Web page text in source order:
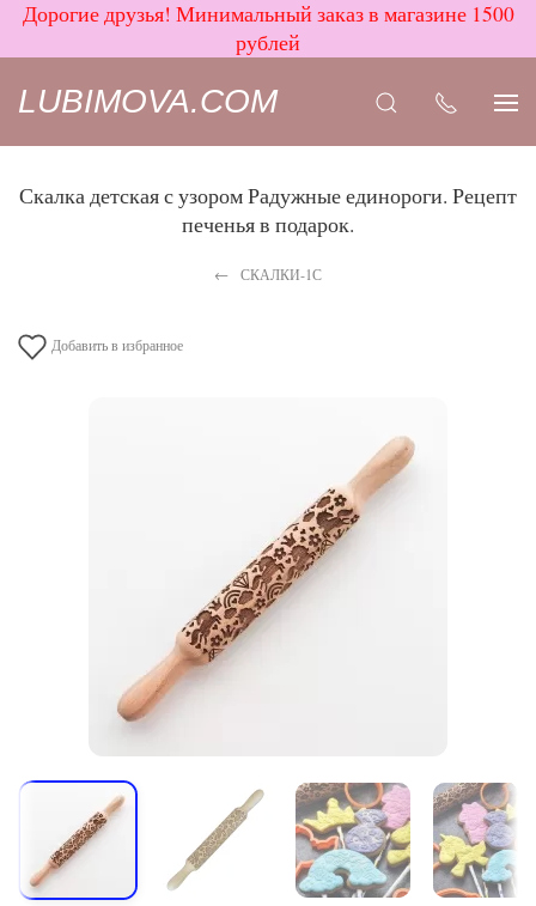
Дорогие друзья! Минимальный заказ в магазине 1500
рублей
LUBIMOVA.COM
Скалка детская с узором Радужные единороги. Рецепт
печенья в подарок.
СКАЛКИ-1С
Добавить в избранное